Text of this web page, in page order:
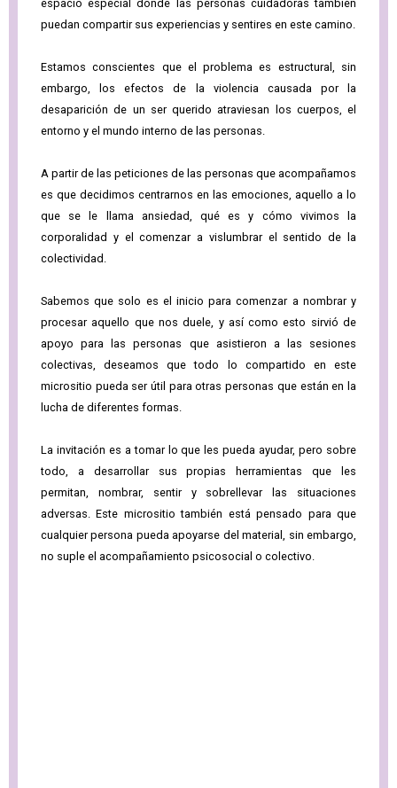
espacio especial donde las personas cuidadoras también
puedan compartir sus experiencias y sentires en este camino.
Estamos conscientes que el problema es estructural, sin
embargo, los efectos de la violencia causada por la
desaparición de un ser querido atraviesan los cuerpos, el
entorno y el mundo interno de las personas.
A partir de las peticiones de las personas que acompañamos
es que decidimos centrarnos en las emociones, aquello a lo
que se le llama ansiedad, qué es y cómo vivimos la
corporalidad y el comenzar a vislumbrar el sentido de la
colectividad.
Sabemos que solo es el inicio para comenzar a nombrar y
procesar aquello que nos duele, y así como esto sirvió de
apoyo para las personas que asistieron a las sesiones
colectivas, deseamos que todo lo compartido en este
micrositio pueda ser útil para otras personas que están en la
lucha de diferentes formas.
La invitación es a tomar lo que les pueda ayudar, pero sobre
todo, a desarrollar sus propias herramientas que les
permitan, nombrar, sentir y sobrellevar las situaciones
adversas. Este micrositio también está pensado para que
cualquier persona pueda apoyarse del material, sin embargo,
no suple el acompañamiento psicosocial o colectivo.